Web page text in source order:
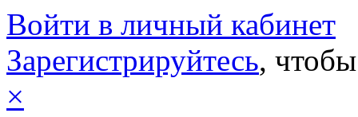
Войти в личный кабинет
Зарегистрируйтесь,
×